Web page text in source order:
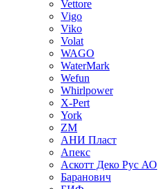
Vettore
Vigo
Viko
Volat
WAGO
WaterMark
Wefun
Whirlpower
X-Pert
York
ZM
АНИ Пласт
Апекс
Аскотт Деко Рус АО
Баранович